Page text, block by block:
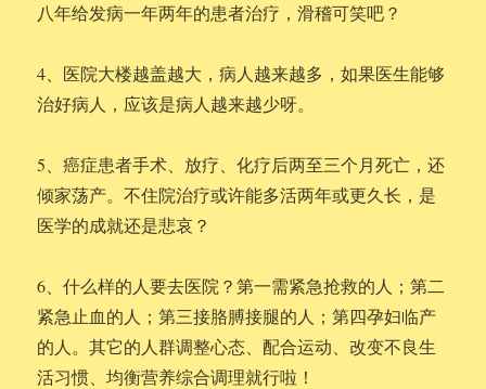
八年给发病一年两年的患者治疗，滑稽可笑吧？
4、医院大楼越盖越大，病人越来越多，如果医生能够
治好病人，应该是病人越来越少呀。
5、癌症患者手术、放疗、化疗后两至三个月死亡，还
倾家荡产。不住院治疗或许能多活两年或更久长，是
医学的成就还是悲哀？
6、什么样的人要去医院？第一需紧急抢救的人；第二
紧急止血的人；第三接胳膊接腿的人；第四孕妇临产
的人。其它的人群调整心态、配合运动、改变不良生
活习惯、均衡营养综合调理就行啦！